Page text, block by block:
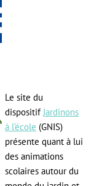
Le site du
dispositifJardinons
à l’école (GNIS)
présente quant à lui
des animations
scolaires autour du